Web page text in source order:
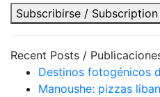
Subscribirse / Subscription
Recent Posts /
Destinos fotogénicos
Manoushe: pizzas